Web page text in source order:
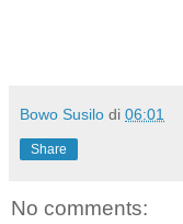
Bowo Susilo di 06:01
Share
No comments: